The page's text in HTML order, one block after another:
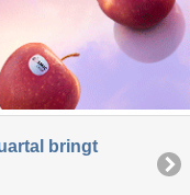
bringt